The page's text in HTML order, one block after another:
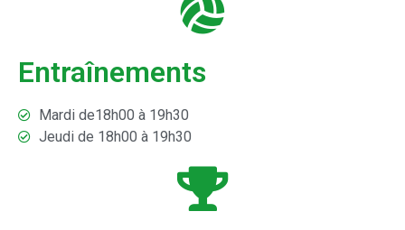
Entraînements
Mardi de18h00 à 19h30
Jeudi de 18h00 à 19h30